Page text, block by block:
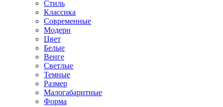
Стиль
Классика
Современные
Модерн
Цвет
Белые
Венге
Светлые
Темные
Размер
Малогабаритные
Форма